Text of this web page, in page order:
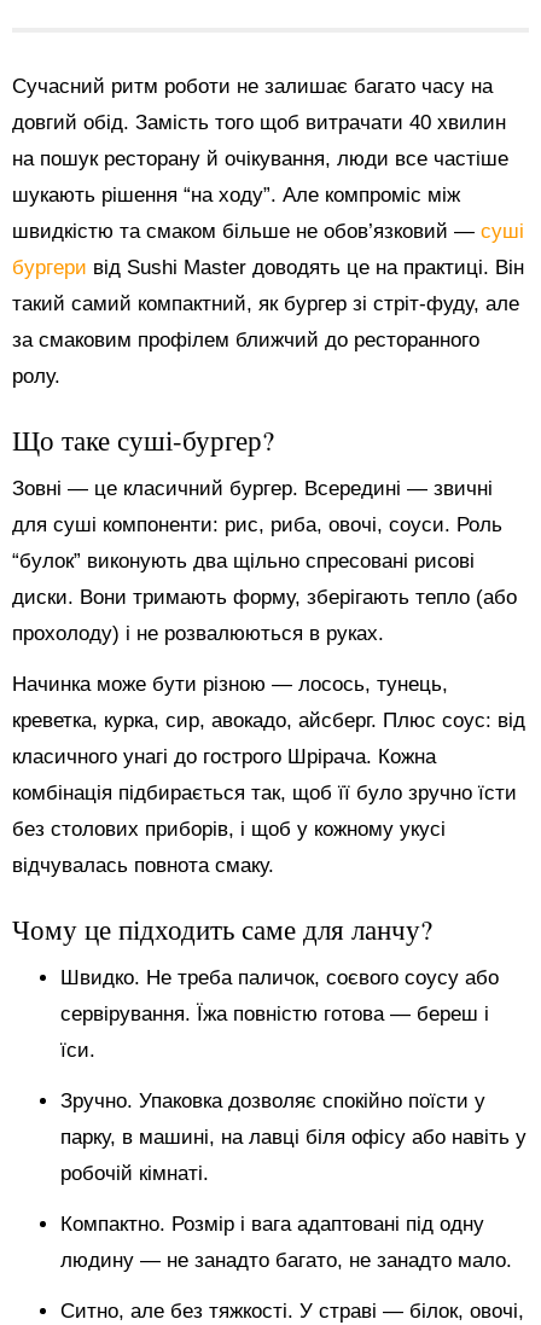
Сучасний ритм роботи не залишає багато часу на
довгий обід. Замість того щоб витрачати 40 хвилин
на пошук ресторану й очікування, люди все частіше
шукають рішення “на ходу”. Але компроміс між
швидкістю та смаком більше не обов’язковий — суші
бургери від Sushi Master доводять це на практиці. Він
такий самий компактний, як бургер зі стріт-фуду, але
за смаковим профілем ближчий до ресторанного
ролу.
Що таке суші-бургер?
Зовні — це класичний бургер. Всередині — звичні
для суші компоненти: рис, риба, овочі, соуси. Роль
“булок” виконують два щільно спресовані рисові
диски. Вони тримають форму, зберігають тепло (або
прохолоду) і не розвалюються в руках.
Начинка може бути різною — лосось, тунець,
креветка, курка, сир, авокадо, айсберг. Плюс соус: від
класичного унагі до гострого Шрірача. Кожна
комбінація підбирається так, щоб її було зручно їсти
без столових приборів, і щоб у кожному укусі
відчувалась повнота смаку.
Чому це підходить саме для ланчу?
Швидко. Не треба паличок, соєвого соусу або
сервірування. Їжа повністю готова — береш і
їси.
Зручно. Упаковка дозволяє спокійно поїсти у
парку, в машині, на лавці біля офісу або навіть у
робочій кімнаті.
Компактно. Розмір і вага адаптовані під одну
людину — не занадто багато, не занадто мало.
Ситно, але без тяжкості. У страві — білок, овочі,